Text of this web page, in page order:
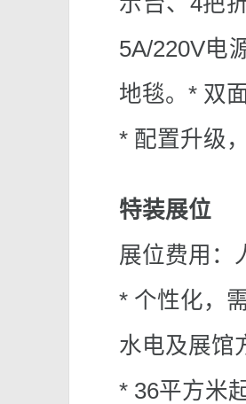
5A/220V电
地毯。* 双
* 配置升级
特装展位
展位费用：
* 个性化，
水电及展馆
* 36平方米